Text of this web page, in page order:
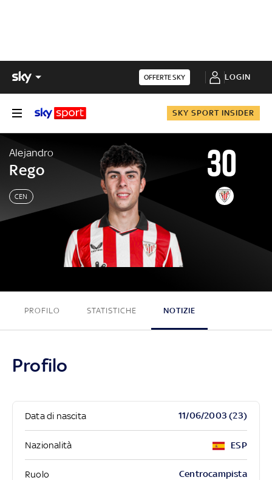
OFFERTE SKY LOGIN
SKY SPORT INSIDER
Alejandro
Rego
CEN
30
Alejandro Rego
PROFILO STATISTICHE NOTIZIE
Profilo
Data di nascita 11/06/2003 (23)
Nazionalità ESP
Ruolo Centrocampista